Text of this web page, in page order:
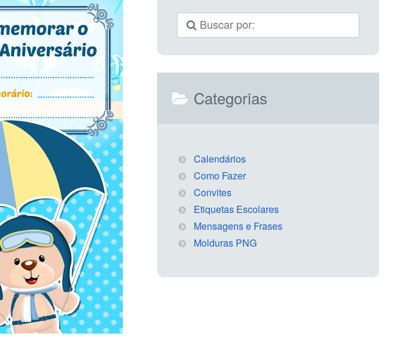
Categorias
Calendários
Como Fazer
Convites
Etiquetas Escolares
Mensagens e Frases
Molduras PNG